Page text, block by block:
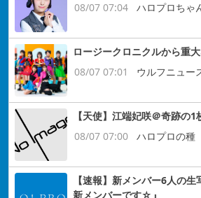
08/07 07:04
ハロプロちゃ
ロージークロニクルから重
08/07 07:01
ウルフニュー
【天使】江端妃咲＠奇跡の1
08/07 07:00
ハロプロの種
【速報】新メンバー6人の生
新メンバーです☆』